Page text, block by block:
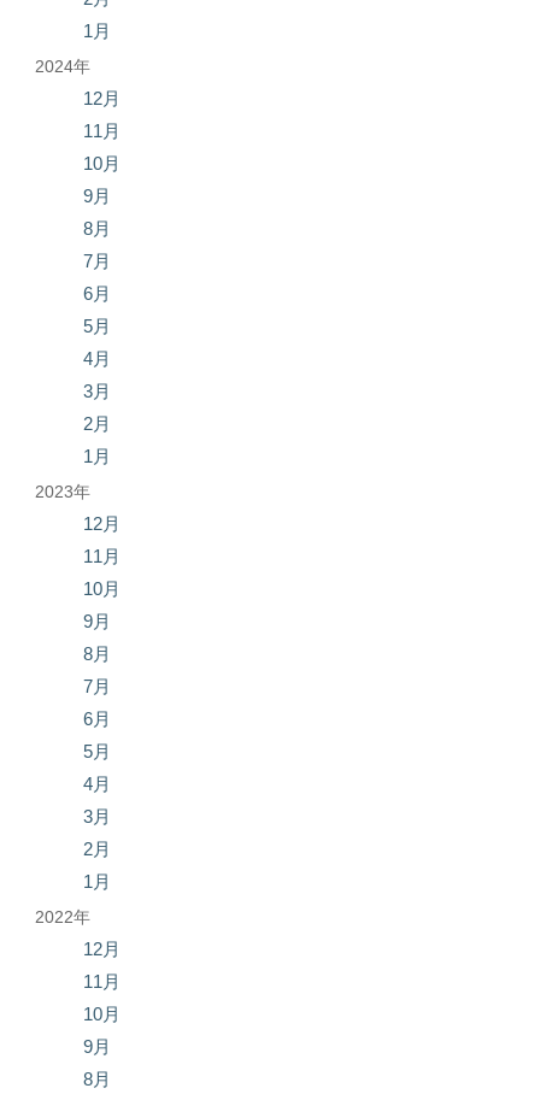
1月
2024年
12月
11月
10月
9月
8月
7月
6月
5月
4月
3月
2月
1月
2023年
12月
11月
10月
9月
8月
7月
6月
5月
4月
3月
2月
1月
2022年
12月
11月
10月
9月
8月